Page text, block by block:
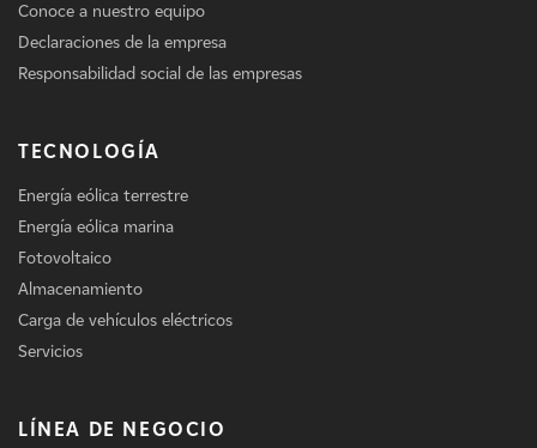
Conoce a nuestro equipo
Declaraciones de la empresa
Responsabilidad social de las empresas
TECNOLOGÍA
Energía eólica terrestre
Energía eólica marina
Fotovoltaico
Almacenamiento
Carga de vehículos eléctricos
Servicios
LÍNEA DE NEGOCIO